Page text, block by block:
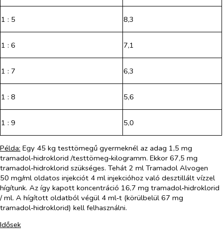
1 : 5 8,3
1 : 6 7,1
1 : 7 6,3
1 : 8 5,6
1 : 9 5,0
Példa: Egy 45 kg testtömegű gyermeknél az adag 1,5 mg
tramadol‑hidroklorid /testtömeg‑kilogramm. Ekkor 67,5 mg
tramadol‑hidroklorid szükséges. Tehát 2 ml Tramadol Alvogen
50 mg/ml oldatos injekciót 4 ml injekcióhoz való desztillált vízzel
hígítunk. Az így kapott koncentráció 16,7 mg tramadol‑hidroklorid
/ ml. A hígított oldatból végül 4 ml‑t (körülbelül 67 mg
tramadol‑hidroklorid) kell felhasználni.
Idősek